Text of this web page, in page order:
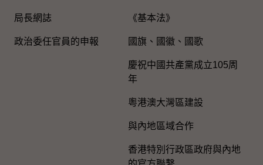
局長網誌
政治委任官員的申報
《基本法》
國旗、國徽、國歌
慶祝中國共產黨成立105周
年
粵港澳大灣區建設
與內地區域合作
香港特別行政區政府與內地